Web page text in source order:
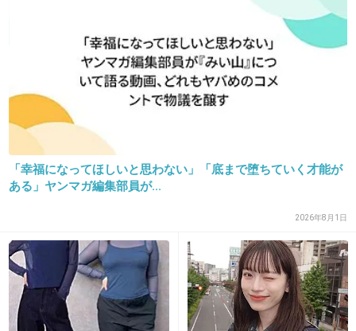
2018/11/09(金) 16:05:51
この世界中から私を見つけてくれてありがとう
+24
35. 匿名2018/11/09(金) 16:05:56
+22 -1
36. 匿名 2018/11/09(金) 16:06:00
「幸福になってほしいと思わない」「底まで堕ちていく才能が
ある」ヤンマガ編集部員が...
2026年8月1日